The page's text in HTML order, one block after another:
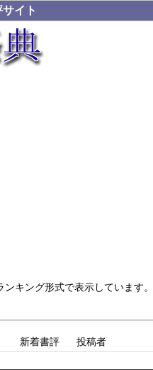
イト
キング形式で表示しています。
新着書評 投稿者